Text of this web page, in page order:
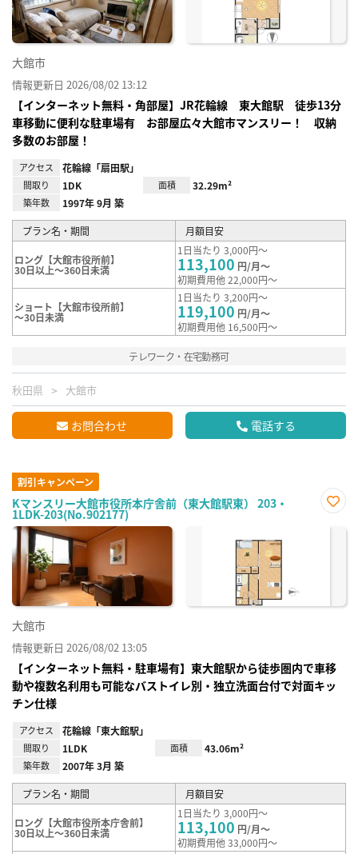
大館市
情報更新日 2026/08/02 13:12
【インターネット無料・角部屋】JR花輪線 東大館駅 徒歩13分
車移動に便利な駐車場有 お部屋広々大館市マンスリー！ 収納
多数のお部屋！
アクセス 花輪線「扇田駅」
間取り 1DK 面積 32.29m²
築年数 1997年 9月 築
プラン名・期間 月額目安
ロング【大館市役所前】
30日以上～360日未満
1日当たり 3,000円～
113,100 円/月～
初期費用他 22,000円～
ショート【大館市役所前】
～30日未満
1日当たり 3,200円～
119,100 円/月～
初期費用他 16,500円～
テレワーク・在宅勤務可
秋田県 大館市
お問合わせ 電話する
割引キャンペーン
Kマンスリー大館市役所本庁舎前（東大館駅東） 203・
1LDK-203(No.902177)
に入
大館市
情報更新日 2026/08/02 13:05
【インターネット無料・駐車場有】東大館駅から徒歩圏内で車移
動や複数名利用も可能なバストイレ別・独立洗面台付で対面キッ
チン仕様
アクセス 花輪線「東大館駅」
間取り 1LDK 面積 43.06m²
築年数 2007年 3月 築
プラン名・期間 月額目安
ロング【大館市役所本庁舎前】
30日以上～360日未満
1日当たり 3,000円～
113,100 円/月～
初期費用他 33,000円～